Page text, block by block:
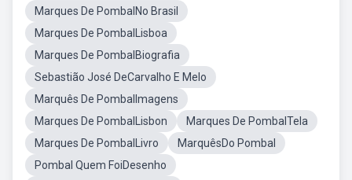
Marques De PombalNo Brasil
Marques De PombalLisboa
Marques De PombalBiografia
Sebastião José DeCarvalho E Melo
Marquês De PombalImagens
Marques De PombalLisbon
Marques De PombalTela
Marques De PombalLivro
MarquêsDo Pombal
Pombal Quem FoiDesenho